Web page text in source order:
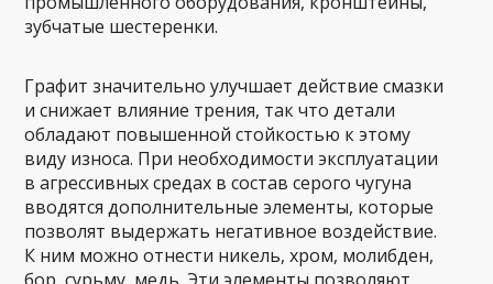
зубчатые шестеренки.
Графит значительно улучшает действие смазки
и снижает влияние трения, так что детали
обладают повышенной стойкостью к этому
виду износа. При необходимости эксплуатации
в агрессивных средах в состав серого чугуна
вводятся дополнительные элементы, которые
позволят выдержать негативное воздействие.
К ним можно отнести никель, хром, молибден,